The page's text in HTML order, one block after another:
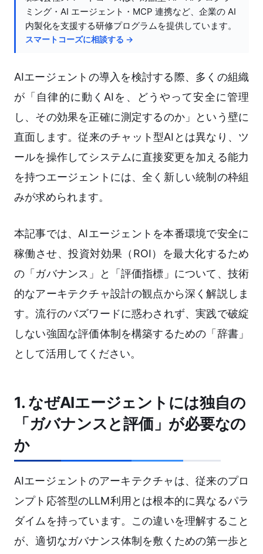
ミング・AI エージェント・MCP 連携など、企業の AI
内製化を支援する研修プログラムを提供しています。
スマートコーズに相談する →
AIエージェントの導入を検討する際、多くの組織
が「自律的に動くAIを、どうやって安全に管理
し、その効果を正確に測定するのか」という壁に
直面します。従来のチャット型AIとは異なり、ツ
ールを操作してシステムに直接変更を加える能力
を持つエージェントには、全く新しい統制の枠組
みが求められます。
本記事では、AIエージェントを本番環境で安全に
稼働させ、投資対効果（ROI）を最大化するため
の「ガバナンス」と「評価指標」について、技術
的なアーキテクチャ設計の観点から深く解説しま
す。流行のバズワードに惑わされず、実践で破綻
しない強固な評価体制を構築するための「辞書」
として活用してください。
1. なぜAIエージェントには独自の
「ガバナンスと評価」が必要なの
か
AIエージェントのアーキテクチャは、従来のプロ
ンプト応答型のLLM利用とは根本的に異なるパラ
ダイムを持っています。この違いを理解すること
が、適切なガバナンス体制を敷くための第一歩と